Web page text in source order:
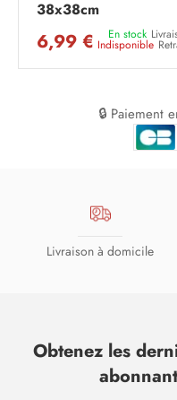
38x38cm
6,99 € En stock
Indisponible
🔒 Paiement
Livraison à domicile
Obtenez les